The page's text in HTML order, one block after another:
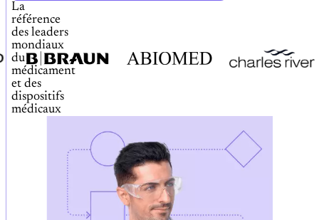
La
référence
des leaders
mondiaux
du
médicament
et des
dispositifs
médicaux